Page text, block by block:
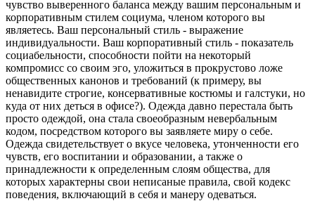
чувство выверенного баланса между вашим персональным и
корпоративным стилем социума, членом которого вы
являетесь. Ваш персональный стиль - выражение
индивидуальности. Ваш корпоративный стиль - показатель
социабельности, способности пойти на некоторый
компромисс со своим эго, уложиться в прокрустово ложе
общественных канонов и требований (к примеру, вы
ненавидите строгие, консервативные костюмы и галстуки, но
куда от них деться в офисе?). Одежда давно перестала быть
просто одеждой, она стала своеобразным невербальным
кодом, посредством которого вы заявляете миру о себе.
Одежда свидетельствует о вкусе человека, утонченности его
чувств, его воспитании и образовании, а также о
принадлежности к определенным слоям общества, для
которых характерны свои неписаные правила, свой кодекс
поведения, включающий в себя и манеру одеваться.